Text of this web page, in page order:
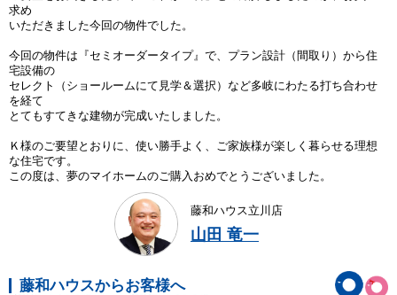
求め
いただきました今回の物件でした。
今回の物件は『セミオーダータイプ』で、プラン設計（間取り）から住
宅設備の
セレクト（ショールームにて見学＆選択）など多岐にわたる打ち合わせ
を経て
とてもすてきな建物が完成いたしました。
Ｋ様のご要望とおりに、使い勝手よく、ご家族様が楽しく暮らせる理想
な住宅です。
この度は、夢のマイホームのご購入おめでとうございました。
藤和ハウス立川店
山田 竜一
藤和ハウスからお客様へ